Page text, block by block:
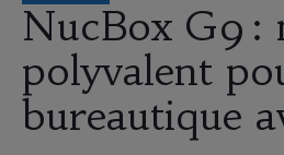
NucBox G9 :
polyvalent
bureautique